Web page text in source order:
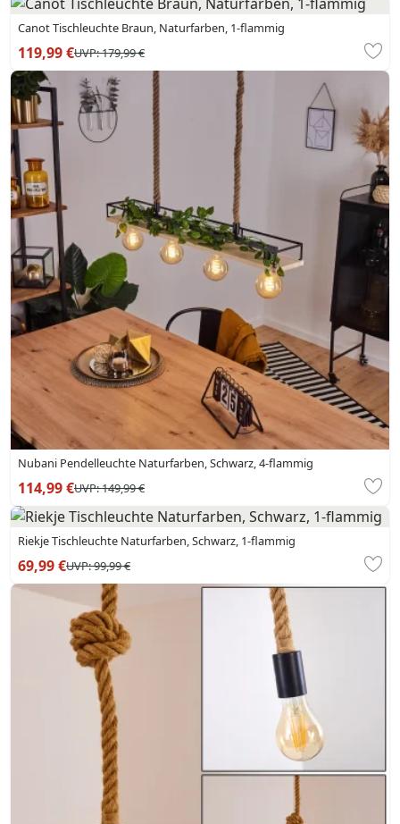
Canot Tischleuchte Braun, Naturfarben, 1-flammig
119,99 €UVP:179,99 €
Nubani Pendelleuchte Naturfarben, Schwarz, 4-flammig
114,99 €UVP:149,99 €
Riekje Tischleuchte Naturfarben, Schwarz, 1-flammig
69,99 €UVP:99,99 €